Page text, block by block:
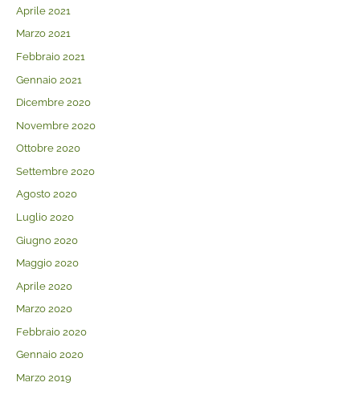
Aprile 2021
Marzo 2021
Febbraio 2021
Gennaio 2021
Dicembre 2020
Novembre 2020
Ottobre 2020
Settembre 2020
Agosto 2020
Luglio 2020
Giugno 2020
Maggio 2020
Aprile 2020
Marzo 2020
Febbraio 2020
Gennaio 2020
Marzo 2019